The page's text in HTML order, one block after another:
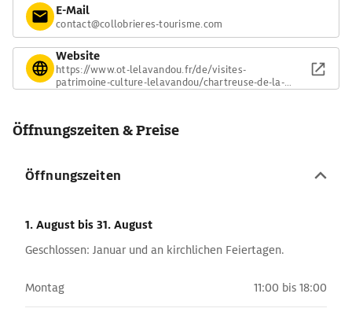
E-Mail
contact@collobrieres-tourisme.com
Website
https://www.ot-lelavandou.fr/de/visites-
patrimoine-culture-lelavandou/chartreuse-de-la-
Öffnungszeiten & Preise
Öffnungszeiten
1. August bis 31. August
Geschlossen: Januar und an kirchlichen Feiertagen.
Montag 11:00 bis 18:00